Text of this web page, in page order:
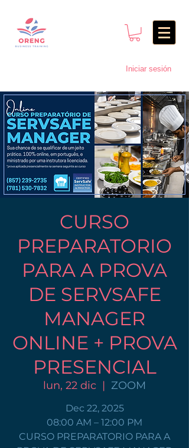
Iniciar sesión
CURSO
PREPARATORIO
PARA A PROVA
DE SERVSAFE
MANAGER
ONLINE + PROVA
PRESENCIAL
lun, 22 dic
  |
ZOOM
Dec 22, 2025
08:00 AM – 12:00 PM
CURSO PREPARATORIO PARA A